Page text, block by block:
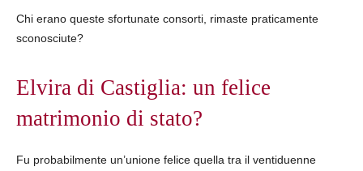
Chi erano queste sfortunate consorti, rimaste praticamente
sconosciute?
Elvira di Castiglia: un felice
matrimonio di stato?
Fu probabilmente un’unione felice quella tra il ventiduenne